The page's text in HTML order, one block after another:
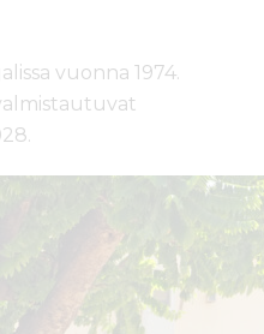
vuonna 1974.